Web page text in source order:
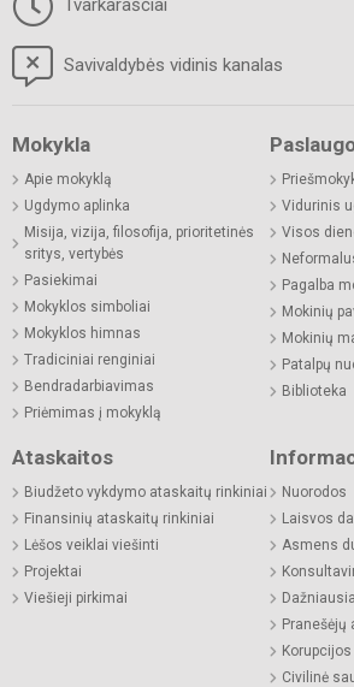
Tvarkaraščiai
Savivaldybės vidinis kanalas
Mokykla
Apie mokyklą
Ugdymo aplinka
Misija, vizija, filosofija, prioritetinės
sritys, vertybės
Pasiekimai
Mokyklos simboliai
Mokyklos himnas
Tradiciniai renginiai
Bendradarbiavimas
Priėmimas į mokyklą
Vidurinis
Visos
Pagalba
Mokinių
Mokinių
Patalpų
Biblioteka
Ataskaitos
Biudžeto vykdymo ataskaitų rinkiniai
Finansinių ataskaitų rinkiniai
Lėšos veiklai viešinti
Projektai
Viešieji pirkimai
Nuorodos
Laisvos
Asmens
Pranešėjų
Civilinė